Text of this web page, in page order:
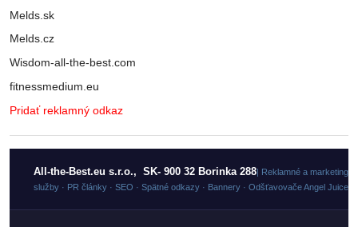
Melds.sk
Melds.cz
Wisdom-all-the-best.com
fitnessmedium.eu
Pridať reklamný odkaz
All-the-Best.eu s.r.o., SK- 900 32 Borinka 288| Reklamné a
služby · PR články · SEO · Spätné odkazy · Bannery · Odšťavovače Angel Juicer